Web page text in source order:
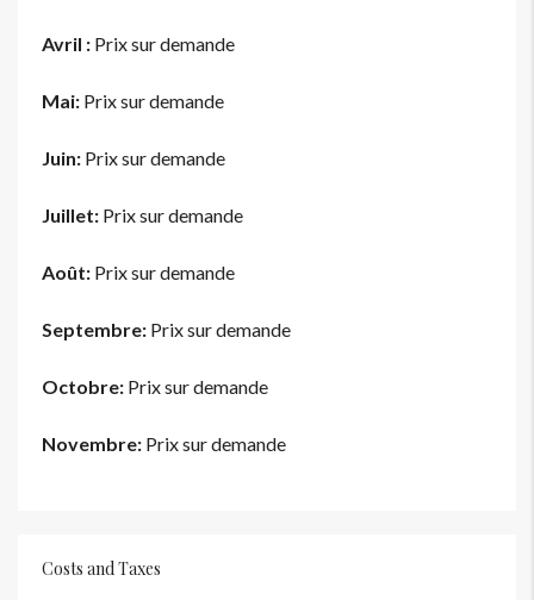
Avril : Prix sur demande
Mai: Prix sur demande
Juin: Prix sur demande
Juillet: Prix sur demande
Août: Prix sur demande
Septembre: Prix sur demande
Octobre: Prix sur demande
Novembre: Prix sur demande
Costs and Taxes